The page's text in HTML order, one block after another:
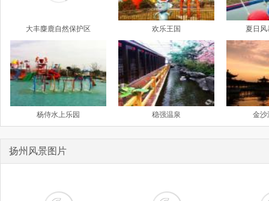
大丰麋鹿自然保护区 欢乐王国 夏日
杨侍水上乐园 稳强温泉 金沙
扬州风景图片